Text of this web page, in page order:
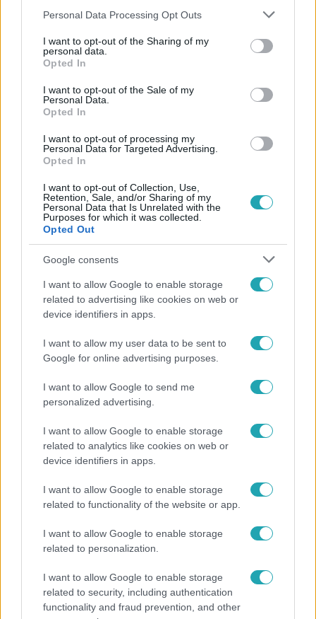
Please note that this website/app uses one or more Google
not limited to your visit or usage behaviour. You may click to
grant or deny consent to Google and its third-party tags to
use your data for below specified purposes in below Google
consent section.
Personal Data Processing Opt Outs
I want to opt-out of the Sharing of my
personal data.
Opted In
I want to opt-out of the Sale of my
Personal Data.
Opted In
I want to opt-out of processing my
Personal Data for Targeted Advertising.
Opted In
I want to opt-out of Collection, Use,
Retention, Sale, and/or Sharing of my
Personal Data that Is Unrelated with the
Purposes for which it was collected.
Opted Out
Google consents
I want to allow Google to enable storage
related to advertising like cookies on web or
device identifiers in apps.
I want to allow my user data to be sent to
Google for online advertising purposes.
I want to allow Google to send me
personalized advertising.
I want to allow Google to enable storage
related to analytics like cookies on web or
device identifiers in apps.
I want to allow Google to enable storage
related to functionality of the website or app.
I want to allow Google to enable storage
related to personalization.
I want to allow Google to enable storage
related to security, including authentication
functionality and fraud prevention, and other
Népszerű
Életmód
és a gerincedet
ez nagyon ciki!”